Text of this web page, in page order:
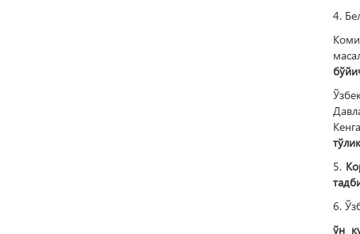
4.
5.
6.
ўн